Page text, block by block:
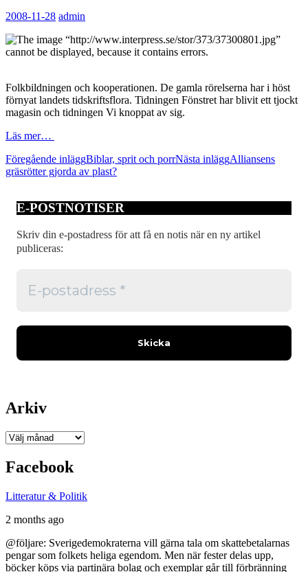
2008-11-28 admin
Folkbildningen och kooperationen. De gamla rörelserna har i höst
förnyat landets tidskriftsflora. Tidningen Fönstret har blivit ett tjockt
magasin och tidningen Vi knoppat av sig.
Läs mer…
Inläggsnavigering
Föregående inläggBiblar, sprit och porrNästa inläggAlliansens
gräsrötter gjorda av plast?
E-POSTNOTISER
Skriv din e-postadress för att få en notis när en ny artikel
publiceras:
Arkiv
Arkiv
Facebook
Litteratur & Politik
2 months ago
@följare: Sverigedemokraterna vill gärna tala om skattebetalarnas
pengar som folkets heliga egendom. Men när fester delas upp,
böcker köps via partinära bolag och exemplar går till förbränning